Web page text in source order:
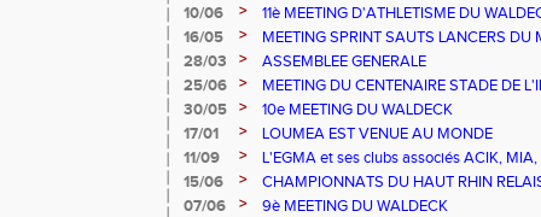
10/06
>
11è MEETING D'ATHLETISME DU
16/05
>
MEETING SPRINT SAUTS LANCERS DU
28/03
>
ASSEMBLEE GENERALE
25/06
>
MEETING DU CENTENAIRE STADE DE
30/05
>
10e MEETING DU WALDECK
17/01
>
LOUMEA EST VENUE AU MONDE
11/09
>
L'EGMA et ses clubs associés ACIK,
EXPLOR'ASSO
15/06 >
CHAMPIONNATS DU HAUT RHIN
07/06
>
9è MEETING DU WALDECK